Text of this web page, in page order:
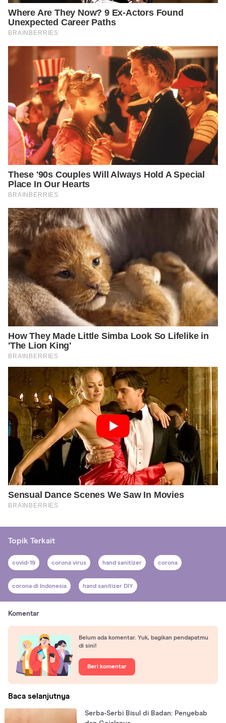
Topik Terkait
covid-19 corona virus hand sanitizer corona
corona di Indonesia hand sanitizer DIY
Komentar
Belum ada komentar. Yuk, bagikan pendapatmu
di sini!
Beri komentar
Baca selanjutnya
Serba-Serbi Bisul di Badan: Penyebab